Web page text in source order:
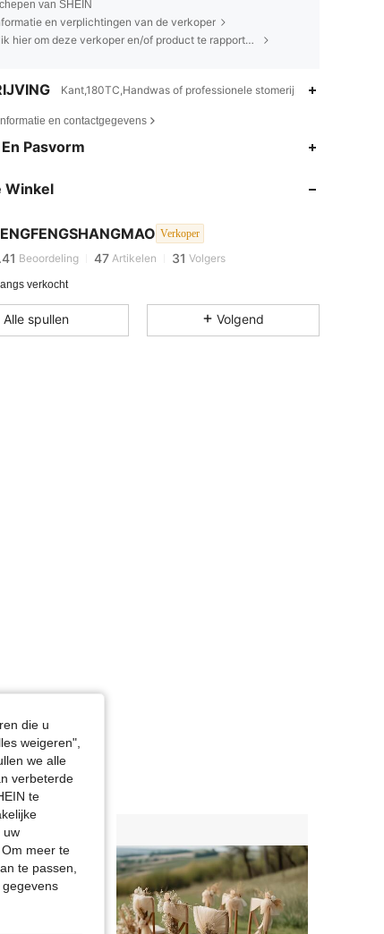
van SHEIN
en verplichtingen van de verkoper
klik hier om deze verkoper en/of product te rapporteren.
Kant,180TC,Handwas of professionele stomerij
en contactgegevens
Pasvorm
Winkel
Verkoper
Beoordeling 47 Artikelen 31 Volgers
verkocht
Alle spullen Volgend
die u
weigeren",
we alle
verbeterde
te
uw
meer te
te passen,